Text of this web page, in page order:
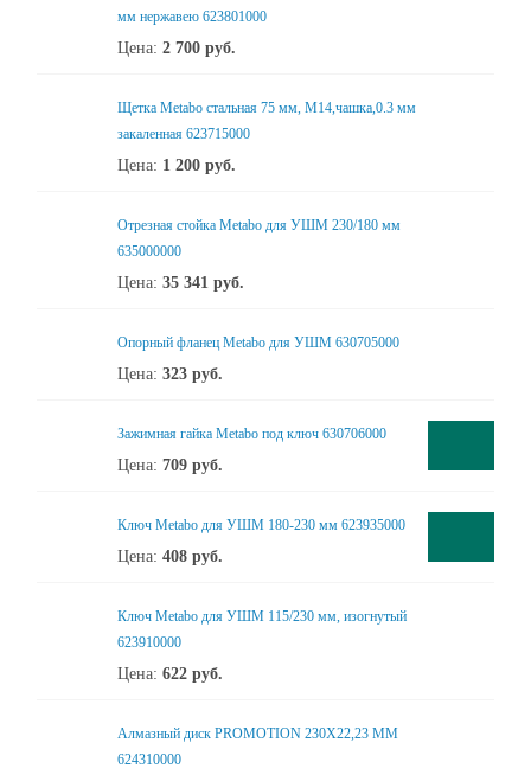
мм нержавею 623801000
Цена: 2 700 руб.
Щетка Metabo стальная 75 мм, М14,чашка,0.3 мм
закаленная 623715000
Цена: 1 200 руб.
Отрезная стойка Metabo для УШМ 230/180 мм
635000000
Цена: 35 341 руб.
Опорный фланец Metabo для УШМ 630705000
Цена: 323 руб.
Зажимная гайка Metabo под ключ 630706000
Цена: 709 руб.
Ключ Metabo для УШМ 180-230 мм 623935000
Цена: 408 руб.
Ключ Metabo для УШМ 115/230 мм, изогнутый
623910000
Цена: 622 руб.
Алмазный диск PROMOTION 230X22,23 ММ
624310000